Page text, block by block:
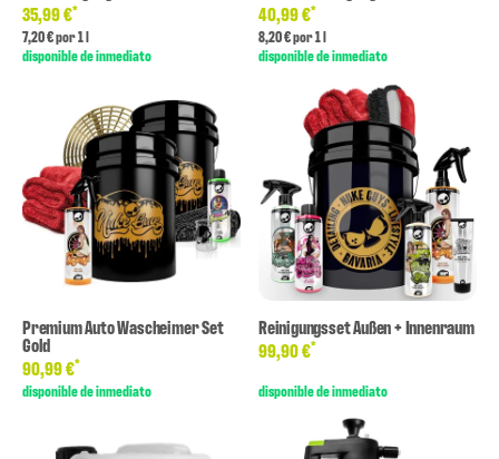
35,99 €*
7,20 € por 1 l
disponible de inmediato
40,99 €*
8,20 € por 1 l
disponible de inmediato
Premium Auto Wascheimer Set
Gold
90,99 €*
disponible de inmediato
Reinigungsset Außen + Innenraum
99,90 €*
disponible de inmediato